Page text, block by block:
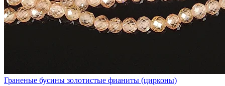
Граненые бусины золотистые фианиты (цирконы)